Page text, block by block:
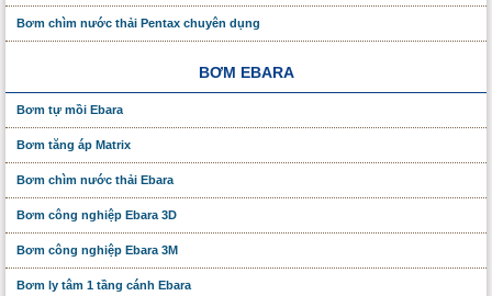
Bơm chìm nước thải Pentax chuyên dụng
BƠM EBARA
Bơm tự mồi Ebara
Bơm tăng áp Matrix
Bơm chìm nước thải Ebara
Bơm công nghiệp Ebara 3D
Bơm công nghiệp Ebara 3M
Bơm ly tâm 1 tầng cánh Ebara